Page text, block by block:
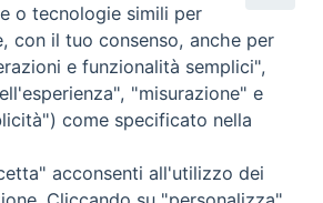
sala. T
o tecnologie simili per
con il tuo consenso, anche per
e funzionalità semplici",
"misurazione" e
come specificato nella
acconsenti all'utilizzo dei